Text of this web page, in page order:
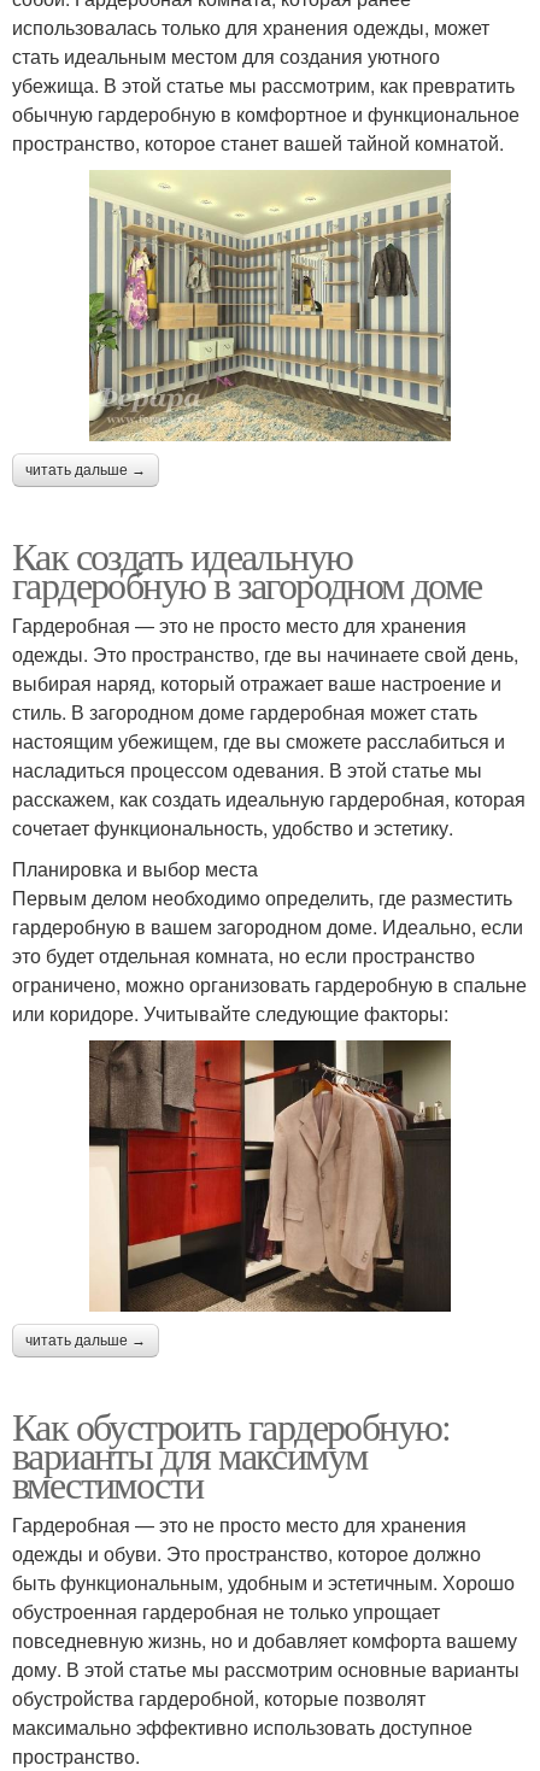
использовалась только для хранения одежды, может
стать идеальным местом для создания уютного
убежища. В этой статье мы рассмотрим, как превратить
обычную гардеробную в комфортное и функциональное
пространство, которое станет вашей тайной комнатой.
читать дальше →
Как создать идеальную
гардеробную в загородном доме
Гардеробная — это не просто место для хранения
одежды. Это пространство, где вы начинаете свой день,
выбирая наряд, который отражает ваше настроение и
стиль. В загородном доме гардеробная может стать
настоящим убежищем, где вы сможете расслабиться и
насладиться процессом одевания. В этой статье мы
расскажем, как создать идеальную гардеробная, которая
сочетает функциональность, удобство и эстетику.
Планировка и выбор места
Первым делом необходимо определить, где разместить
гардеробную в вашем загородном доме. Идеально, если
это будет отдельная комната, но если пространство
ограничено, можно организовать гардеробную в спальне
или коридоре. Учитывайте следующие факторы:
читать дальше →
Как обустроить гардеробную:
варианты для максимум
вместимости
Гардеробная — это не просто место для хранения
одежды и обуви. Это пространство, которое должно
быть функциональным, удобным и эстетичным. Хорошо
обустроенная гардеробная не только упрощает
повседневную жизнь, но и добавляет комфорта вашему
дому. В этой статье мы рассмотрим основные варианты
обустройства гардеробной, которые позволят
максимально эффективно использовать доступное
пространство.